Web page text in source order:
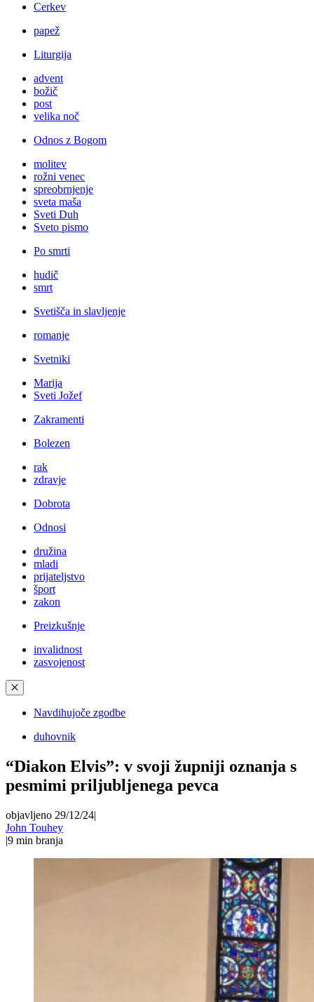
Cerkev
papež
Liturgija
advent
božič
post
velika noč
Odnos z Bogom
molitev
rožni venec
spreobrnjenje
sveta maša
Sveti Duh
Sveto pismo
Po smrti
hudič
smrt
Svetišča in slavljenje
romanje
Svetniki
Marija
Sveti Jožef
Zakramenti
Bolezen
rak
zdravje
Dobrota
Odnosi
družina
mladi
prijateljstvo
šport
zakon
Preizkušnje
invalidnost
zasvojenost
✕
Navdihujoče zgodbe
duhovnik
“Diakon Elvis”: v svoji župniji oznanja s
pesmimi priljubljenega pevca
objavljeno 29/12/24|
John Touhey
|9 min branja